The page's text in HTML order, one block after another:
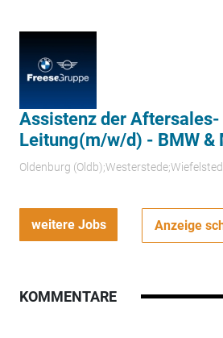
Assistenz der Aftersales-
Leitung(m/w/d) - BMW &
Oldenburg
weitere Jobs Anzeige
KOMMENTARE